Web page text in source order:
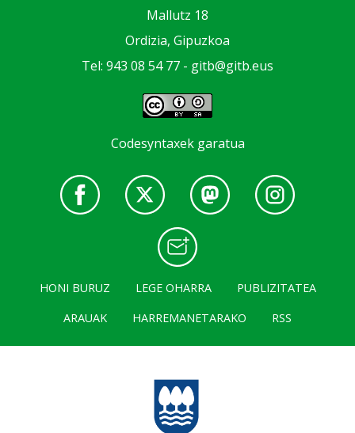
Mallutz 18
Ordizia, Gipuzkoa
Tel: 943 08 54 77 - gitb@gitb.eus
Codesyntaxek garatua
HONI BURUZ LEGE OHARRA
PUBLIZITATEA
ARAUAK
HARREMANETARAKO RSS